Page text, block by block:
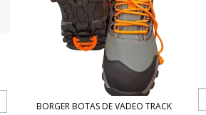
BORGER BOTAS DE VADEO TRACK